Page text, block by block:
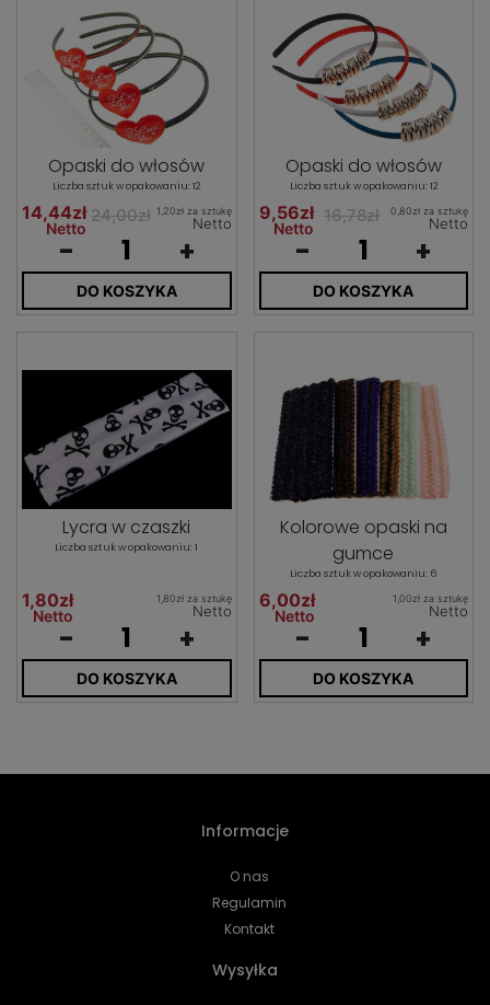
Opaski do włosów
Liczba sztuk w opakowaniu: 12
14,44zł
Netto
24,00zł 1,20zł za sztukę
Netto
- +
DO KOSZYKA
Opaski do włosów
Liczba sztuk w opakowaniu: 12
9,56zł
Netto
16,78zł 0,80zł za sztukę
Netto
- +
DO KOSZYKA
Lycra w czaszki
Liczba sztuk w opakowaniu: 1
1,80zł
Netto
1,80zł za sztukę
Netto
- +
DO KOSZYKA
Kolorowe opaski na
gumce
Liczba sztuk w opakowaniu: 6
6,00zł
Netto
1,00zł za sztukę
Netto
- +
DO KOSZYKA
Informacje
O nas
Regulamin
Kontakt
Wysyłka